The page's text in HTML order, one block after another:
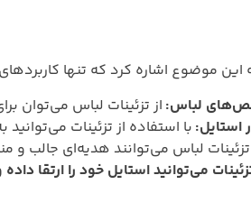
این موضوع اشاره کرد که تنها
لباس: از تزئینات لباس می‌توان
استایل: با استفاده از تزئینات
تزئینات لباس می‌توانند هدیه‌ای جالب و
می‌توانید استایل خود را ارتقا